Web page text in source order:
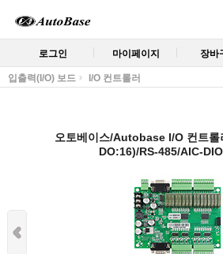
로그인 마이페이지 장바
입출력(I/O) 보드 I/O 컨트롤러
오토베이스/Autobase I/O 컨트
DO:16)/RS-485/AIC-